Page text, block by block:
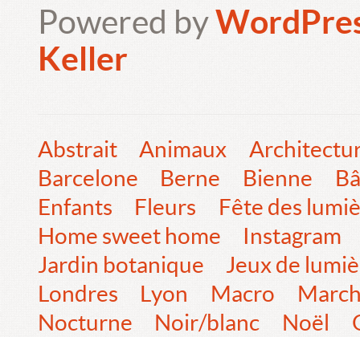
Powered by
Keller
Abstrait Animaux
Barcelone
Berne Bienne
Enfants
Fleurs
Fête des
Home sweet home
Instagram
Jardin botanique
Jeux de
Londres
Lyon Macro
Nocturne
Noir/blanc Noël